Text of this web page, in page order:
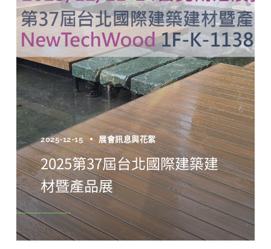
2025-12-15 展會訊息與花絮
2025第37屆台北國際建築建
材暨產品展